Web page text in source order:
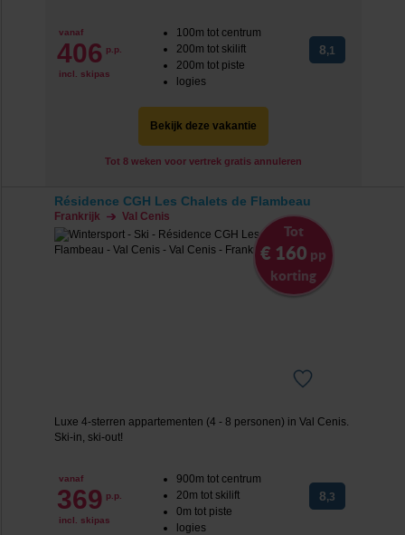
vanaf
406 p.p.
incl. skipas
100m tot centrum
200m tot skilift
200m tot piste
logies
8,1
Bekijk deze vakantie
Tot 8 weken voor vertrek gratis annuleren
Résidence CGH Les Chalets de Flambeau
Frankrijk Val Cenis
Tot
€ 160 pp
korting
Luxe 4-sterren appartementen (4 - 8 personen) in Val Cenis.
Ski-in, ski-out!
vanaf
369 p.p.
incl. skipas
900m tot centrum
20m tot skilift
0m tot piste
logies
8,3